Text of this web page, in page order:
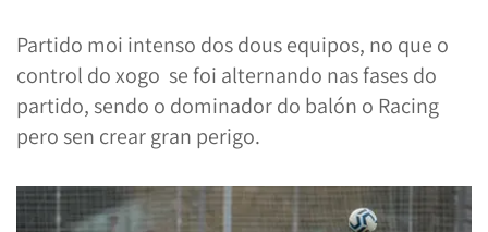
Partido moi intenso dos dous equipos, no que o
control do xogo se foi alternando nas fases do
partido, sendo o dominador do balón o Racing
pero sen crear gran perigo.